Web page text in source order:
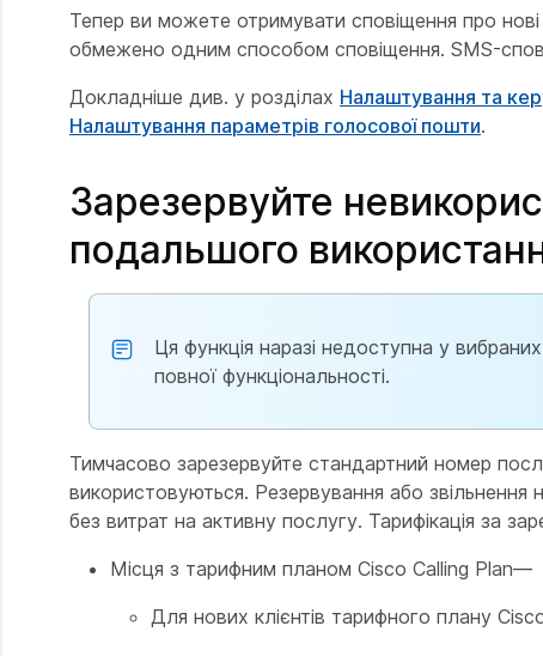
Тепер ви можете отримувати сповіщення про
обмежено одним способом сповіщення. SMS-
Докладніше див. у розділах Налаштування та
Налаштування параметрів голосової пошти.
Зарезервуйте
подальшого
Ця функція наразі недоступна у
повної функціональності.
Тимчасово зарезервуйте стандартний номер
використовуються. Резервування або
без витрат на активну послугу. Тарифікація за
Місця з тарифним планом Cisco Calling Plan—
Для нових клієнтів тарифного плану